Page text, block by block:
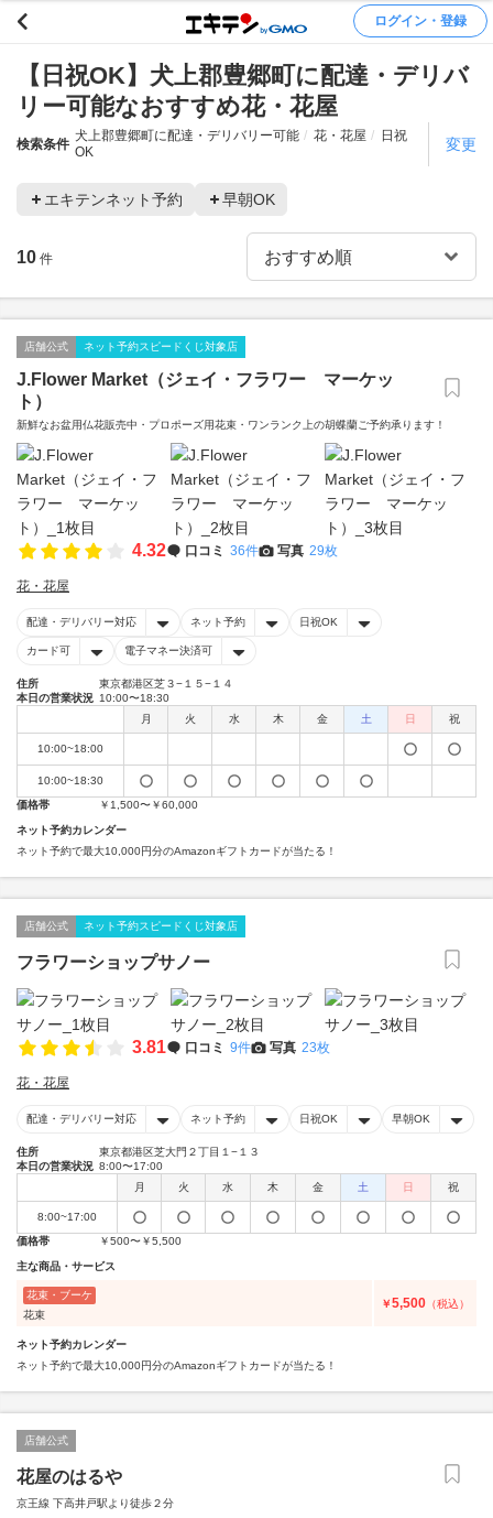
ログイン・登録
【日祝OK】犬上郡豊郷町に配達・デリバ
リー可能なおすすめ花・花屋
検索条件
犬上郡豊郷町に配達・デリバリー可能 花・花屋
日祝
OK
変更
エキテンネット予約 早朝OK
10 件
店舗公式 ネット予約スピードくじ対象店
J.Flower Market（ジェイ・フラワー マーケッ
ト）
新鮮なお盆用仏花販売中・プロポーズ用花束・ワンランク上の胡蝶蘭ご予約承ります！
4.32 口コミ 36件 写真 29枚
花・花屋
配達・デリバリー対応 ネット予約 日祝OK
カード可 電子マネー決済可
住所
東京都港区芝３−１５−１４
本日の営業状況 10:00〜18:30
月
火 水 木 金 土 日 祝
10:00~18:00
10:00~18:30
価格帯
￥1,500〜￥60,000
ネット予約カレンダー
ネット予約で最大10,000円分のAmazonギフトカードが当たる！
店舗公式 ネット予約スピードくじ対象店
フラワーショップサノー
3.81 口コミ 9件 写真 23枚
花・花屋
配達・デリバリー対応 ネット予約 日祝OK 早朝OK
住所
東京都港区芝大門２丁目１−１３
本日の営業状況 8:00〜17:00
月
火 水 木 金 土 日 祝
8:00~17:00
価格帯
￥500〜￥5,500
主な商品・サービス
花束・ブーケ
花束
￥5,500 （税込）
ネット予約カレンダー
ネット予約で最大10,000円分のAmazonギフトカードが当たる！
店舗公式
花屋のはるや
京王線 下高井戸駅より徒歩２分